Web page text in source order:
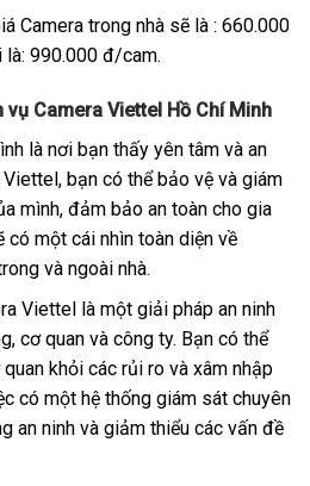
Camera trong nhà sẽ là : 660.000
990.000 đ/cam.
Camera Viettel Hồ Chí Minh
là nơi bạn thấy yên tâm và an
bạn có thể bảo vệ và giám
mình, đảm bảo an toàn cho gia
có một cái nhìn toàn diện về
và ngoài nhà.
Viettel là một giải pháp an ninh
cơ quan và công ty. Bạn có thể
khỏi các rủi ro và xâm nhập
có một hệ thống giám sát chuyên
an ninh và giảm thiểu các vấn đề